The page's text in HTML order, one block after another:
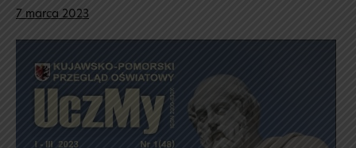
7 marca 2023
Stolarczyk
i blurby